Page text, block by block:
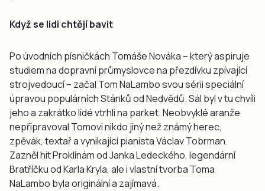
Když se lidi chtějí bavit
Po úvodních písničkách Tomáše Nováka – který aspiruje
studiem na dopravní průmyslovce na přezdívku zpívající
strojvedoucí – začal Tom NaLambo svou sérii speciální
úpravou populárních Stánků od Nedvědů. Sál byl v tu chvíli
jeho a zakrátko lidé vtrhli na parket. Neobvyklé aranže
nepřipravoval Tomovi nikdo jiný než známý herec,
zpěvák, textař a vynikající pianista Václav Tobrman.
Zazněl hit Proklínám od Janka Ledeckého, legendární
Bratříčku od Karla Kryla, ale i vlastní tvorba Toma
NaLambo byla originální a zajímavá.